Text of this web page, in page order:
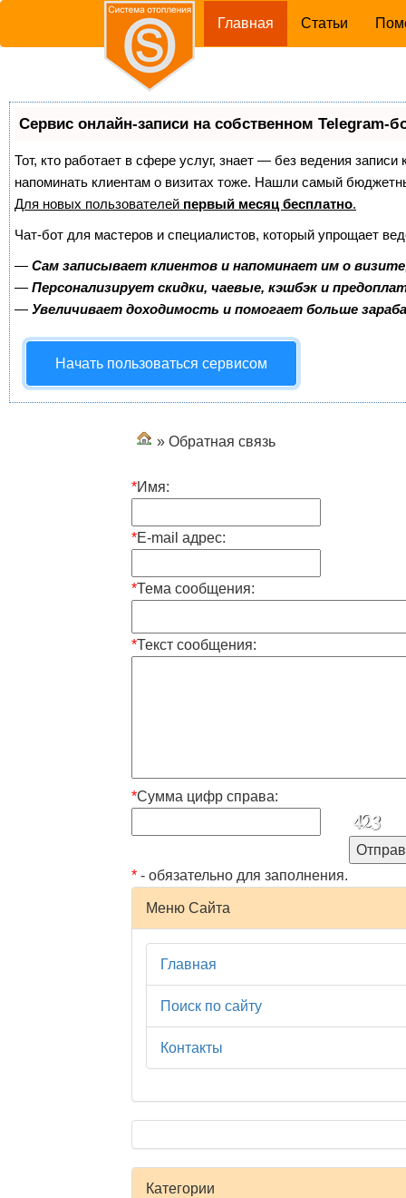
Главная (current)
Статьи
Сервис онлайн-записи на собственном Telegram-
Тот, кто работает в сфере услуг, знает — без ведения
напоминать клиентам о визитах тоже. Нашли самый
Для новых пользователей первый месяц бесплатно.
Чат-бот для мастеров и специалистов, который упрощает
— Сам записывает клиентов и напоминает им о
— Персонализирует скидки, чаевые, кэшбэк и
— Увеличивает доходимость и помогает больше
Начать пользоваться сервисом
» Обратная связь
*Имя:
*E-mail адрес:
*Тема сообщения:
*Текст сообщения:
*Сумма цифр справа:
* - обязательно для заполнения.
Меню Сайта
Главная
Поиск по сайту
Контакты
Категории